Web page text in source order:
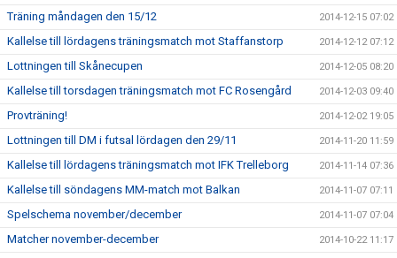
Träning måndagen den 15/12 2014-12-15 07:02
Kallelse till lördagens träningsmatch mot Staffanstorp 2014-12-12 07:12
Lottningen till Skånecupen 2014-12-05 08:20
Kallelse till torsdagen träningsmatch mot FC Rosengård 2014-12-03 09:40
Provträning! 2014-12-02 19:05
Lottningen till DM i futsal lördagen den 29/11 2014-11-20 11:59
Kallelse till lördagens träningsmatch mot IFK Trelleborg 2014-11-14 07:36
Kallelse till söndagens MM-match mot Balkan 2014-11-07 07:11
Spelschema november/december 2014-11-07 07:04
Matcher november-december 2014-10-22 11:17